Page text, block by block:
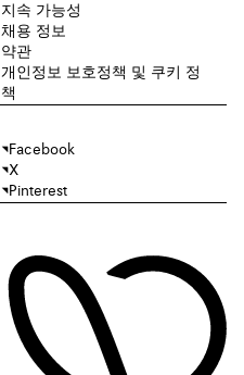
지속 가능성
채용 정보
약관
개인정보 보호정책 및 쿠키 정
책
Facebook
X
Pinterest